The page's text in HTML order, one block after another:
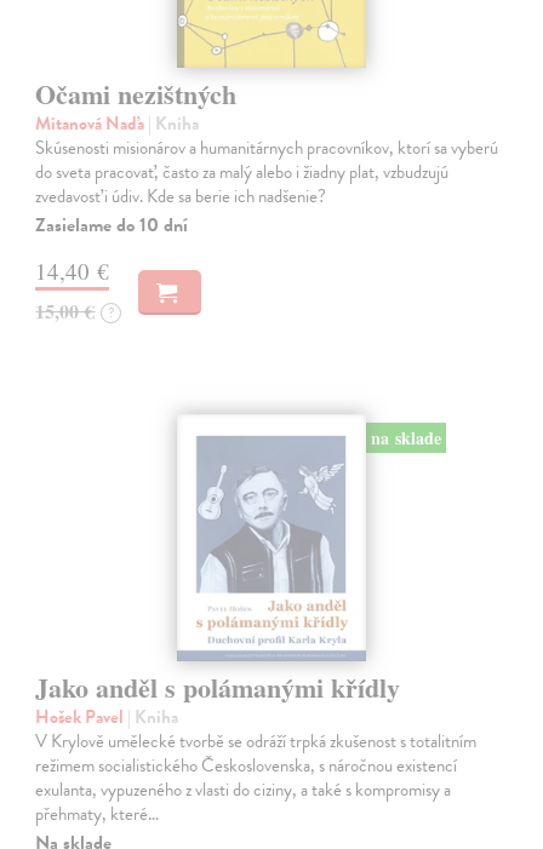
Očami nezištných
Mitanová Naďa| Kniha
Skúsenosti misionárov a humanitárnych pracovníkov, ktorí sa vyberú
do sveta pracovať, často za malý alebo i žiadny plat, vzbudzujú
zvedavosť i údiv. Kde sa berie ich nadšenie?
Zasielame do 10 dní
14,40 €
15,00 € ?
na sklade
Jako anděl s polámanými křídly
Hošek Pavel | Kniha
V Krylově umělecké tvorbě se odráží trpká zkušenost s totalitním
režimem socialistického Československa, s náročnou existencí
exulanta, vypuzeného z vlasti do ciziny, a také s kompromisy a
přehmaty, které…
Na sklade